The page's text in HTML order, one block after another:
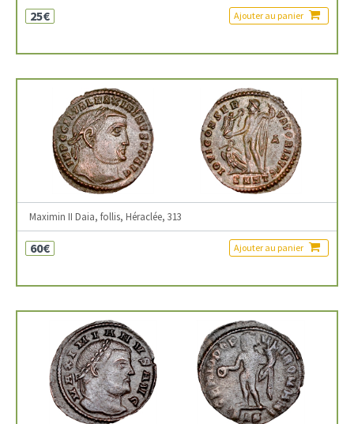
25€ Ajouter au panier
Maximin II Daia, follis, Héraclée, 313
60€ Ajouter au panier